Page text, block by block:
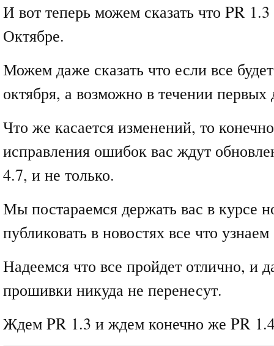
И вот теперь можем сказать что PR
Октябре.
Можем даже сказать что если все
октября, а возможно в течении первых
Что же касается изменений, то
исправления ошибок вас ждут
4.7, и не только.
Мы постараемся держать вас в курсе
публиковать в новостях все что
Надеемся что все пройдет отлично, и
прошивки никуда не перенесут.
Ждем PR 1.3 и ждем конечно же PR